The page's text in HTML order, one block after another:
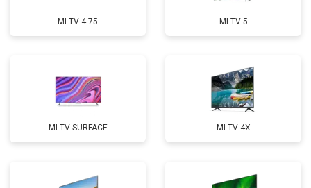
MI TV 4 75 MI TV 5
MI TV SURFACE MI TV 4X